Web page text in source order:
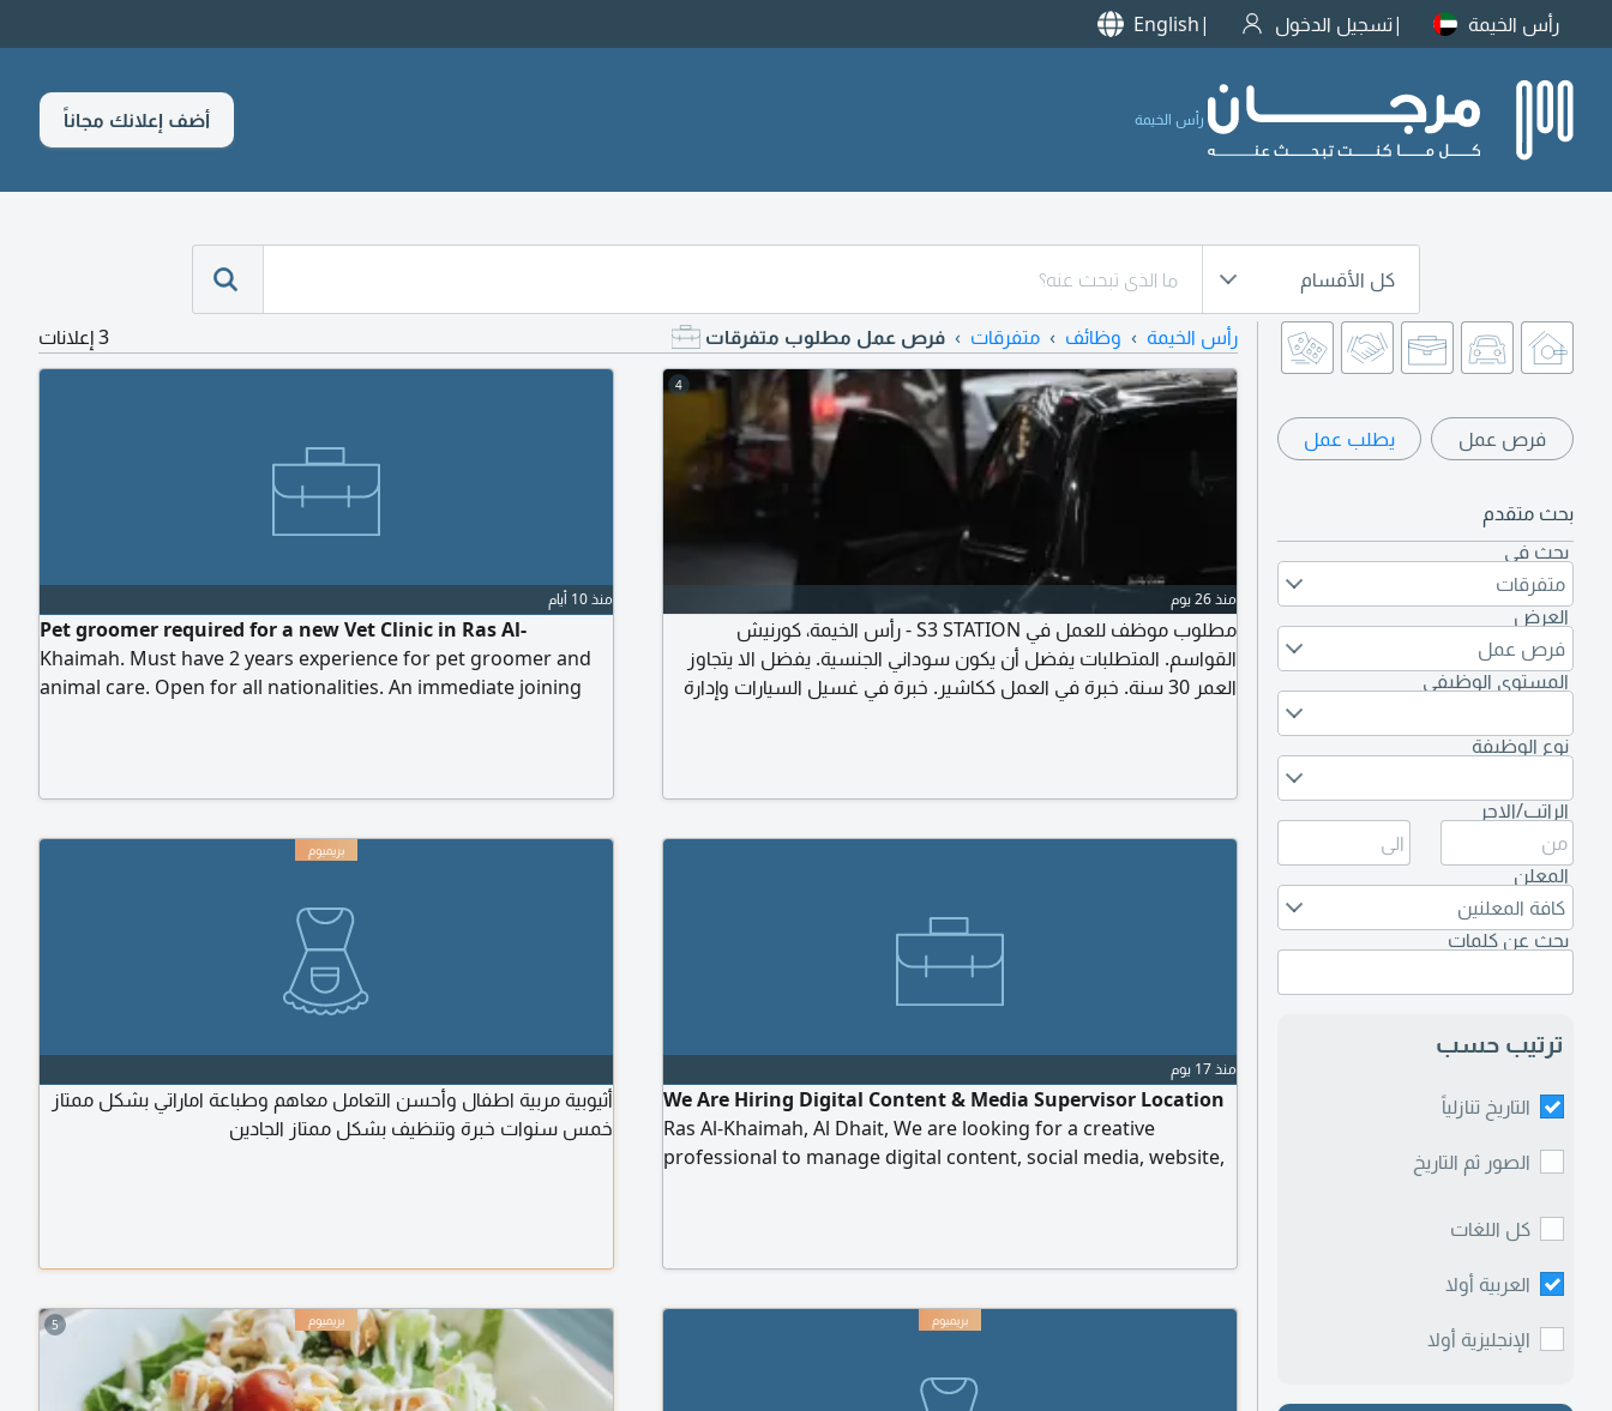
رأس الخيمة تسجيل الدخول English
رأس الخيمة أضف إعلانك مجاناً
كل الأقسام
فرص عمل يطلب عمل
بحث متقدم
بحث في
متفرقات
العرض
فرص عمل
المستوى الوظيفي
نوع الوظيفة
الراتب/الاجر
المعلن
كافة المعلنين
بحث عن كلمات
ترتيب حسب
التاريخ تنازلياً
الصور ثم التاريخ
كل اللغات
العربية أولا
الإنجليزية أولا
رأس الخيمة وظائف متفرقات فرص عمل مطلوب متفرقات 3 إعلانات
4
منذ 26 يوم
مطلوب موظف للعمل في S3 STATION - رأس الخيمة، كورنيش
القواسم. المتطلبات يفضل أن يكون سوداني الجنسية. يفضل الا يتجاوز
العمر 30 سنة. خبرة في العمل ككاشير. خبرة في غسيل السيارات وإدارة
منذ 10 أيام
Pet groomer required for a new Vet Clinic in Ras Al-
Khaimah. Must have 2 years experience for pet groomer and
animal care. Open for all nationalities. An immediate joining
منذ 17 يوم
We Are Hiring Digital Content & Media Supervisor Location
Ras Al-Khaimah, Al Dhait, We are looking for a creative
professional to manage digital content, social media, website,
Arabic is a plus. Send your CV & Portfolio
أثيوبية مربية اطفال وأحسن التعامل معاهم وطباعة اماراتي بشكل ممتاز
خمس سنوات خبرة وتنظيف بشكل ممتاز الجادين
5